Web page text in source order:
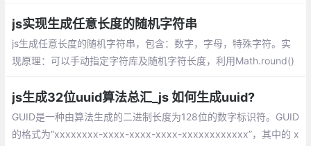
数组，找到最大值和最小值，返回差值
js实现生成任意长度的随机字符串
js生成任意长度的随机字符串，包含：数字，字母，特殊字符。实
现原理：可以手动指定字符库及随机字符长度，利用Math.round()
js生成32位uuid算法总汇_js 如何生成uuid?
GUID是一种由算法生成的二进制长度为128位的数字标识符。GUID
的格式为“xxxxxxxx-xxxx-xxxx-xxxx-xxxxxxxxxxxx”，其中的 x